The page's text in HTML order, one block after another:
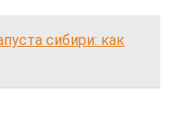
сибири: как